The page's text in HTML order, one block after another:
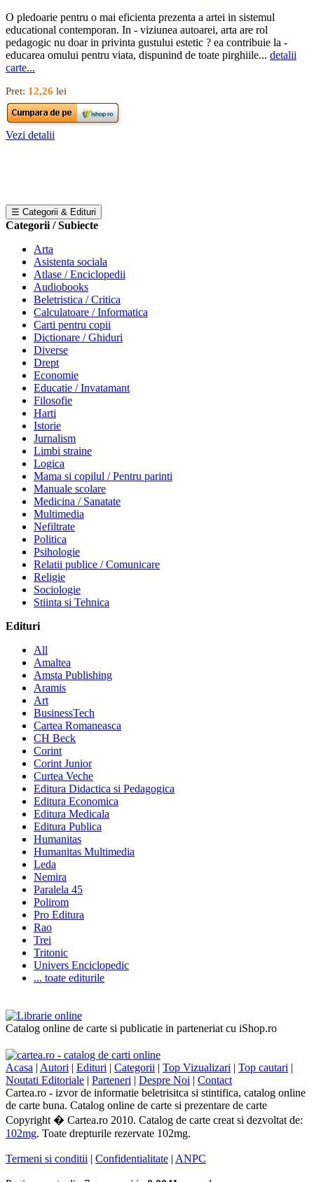
O pledoarie pentru o mai eficienta prezenta a artei in sistemul
educational contemporan. In - viziunea autoarei, arta are rol
pedagogic nu doar in privinta gustului estetic ? ea contribuie la -
educarea omului pentru viata, dispunind de toate pirghiile... detalii
carte...
Pret: 12,26 lei
Vezi detalii
☰ Categorii & Edituri
Categorii / Subiecte
Arta
Asistenta sociala
Atlase / Enciclopedii
Audiobooks
Beletristica / Critica
Calculatoare / Informatica
Carti pentru copii
Dictionare / Ghiduri
Diverse
Drept
Economie
Educatie / Invatamant
Filosofie
Harti
Istorie
Jurnalism
Limbi straine
Logica
Mama si copilul / Pentru parinti
Manuale scolare
Medicina / Sanatate
Multimedia
Nefiltrate
Politica
Psihologie
Relatii publice / Comunicare
Religie
Sociologie
Stiinta si Tehnica
Edituri
All
Amaltea
Amsta Publishing
Aramis
Art
BusinessTech
Cartea Romaneasca
CH Beck
Corint
Corint Junior
Curtea Veche
Editura Didactica si Pedagogica
Editura Economica
Editura Medicala
Editura Publica
Humanitas
Humanitas Multimedia
Leda
Nemira
Paralela 45
Polirom
Pro Editura
Rao
Trei
Tritonic
Univers Enciclopedic
... toate editurile
Catalog online de carte si publicatie in parteneriat cu iShop.ro
Acasa | Autori | Edituri | Categorii | Top Vizualizari | Top cautari |
Noutati Editoriale | Parteneri | Despre Noi | Contact
Cartea.ro - izvor de informatie beletrisitca si stintifica, catalog online
de carte buna. Catalog online de carte si prezentare de carte
Copyright � Cartea.ro 2010. Catalog de carte creat si dezvoltat de:
102mg. Toate drepturile rezervate 102mg.
Termeni si conditii | Confidentialitate | ANPC